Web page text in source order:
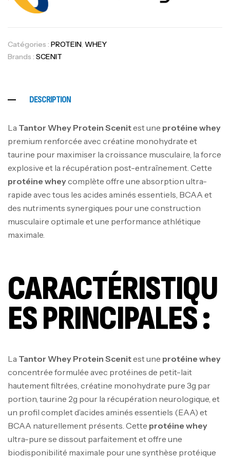
Catégories : PROTEIN, WHEY
Brands : SCENIT
DESCRIPTION
La Tantor Whey Protein Scenitest une protéine whey
premium renforcée avec créatine monohydrate et
taurine pour maximiser la croissance musculaire, la force
explosive et la récupération post-entraînement. Cette
protéine wheycomplète offre une absorption ultra-
rapide avec tous les acides aminés essentiels, BCAA et
des nutriments synergiques pour une construction
musculaire optimale et une performance athlétique
maximale.
CARACTÉRISTIQU
ES PRINCIPALES :
La Tantor Whey Protein Scenitest une protéine whey
concentrée formulée avec protéines de petit-lait
hautement filtrées, créatine monohydrate pure 3g par
portion, taurine 2g pour la récupération neurologique, et
un profil complet d’acides aminés essentiels (EAA) et
BCAA naturellement présents. Cette protéine whey
ultra-pure se dissout parfaitement et offre une
biodisponibilité maximale pour une synthèse protéique